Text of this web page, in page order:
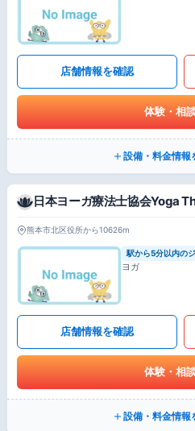
店舗情報を確認
体験・相
設備・料金情報
日本ヨーガ療法士協会Yoga
熊本市北区役所から10626m
駅から5分以内の
ヨガ
店舗情報を確認
体験・相
設備・料金情報